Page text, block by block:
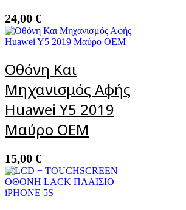
24,00 €
Οθόνη Και
Μηχανισμός Αφής
Huawei Y5 2019
Μαύρο OEM
15,00 €